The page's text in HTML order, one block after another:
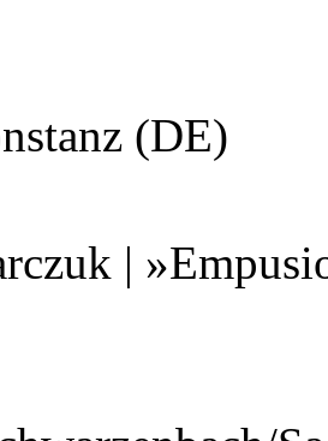
(DE)
|